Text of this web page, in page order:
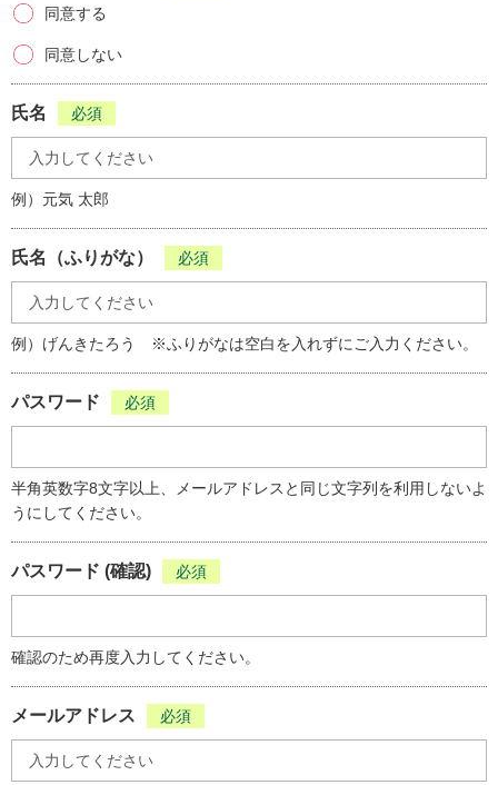
本サイトに掲載されている文章、写真、イラストなどの個々
集著作物として著作権の対象となり、ともに著作権法により
保護されています。 「私的使用のための複製」や「引用」な
ど、著作権法上認められた場合を除き、無断で複製・転用す
ることはできません。
本サイトのトップページ（https://ichikawa.ikuji365.net/
のリンクは原則フリーです。 また、利用者の利便性が向上す
リンク元のwebページの内容が、次のいずれかに該当する場
らかじめご了承ください。
の 2. 宗教活動や意見広告及び個人の宣伝に関するもの 3. 公
序良俗に反するものまたはそのおそれのあるもの 4. 風俗営
業等の規制及び業務の適正化等に関する法律（昭和23年法律
第122号）で対象としている営業に関するもの 5. 不正アクセ
スやシステム障害を引き起こす内容を含むもの 6. リンク元
サイトがフレームなどを利用し、あたかも本サイトがリンク
な誤解を招くおそれのあるもの 7. 第三者の財産・プライバ
シーを侵害する内容、または誹謗中傷を含むもの 8. 市に損
害を与え、または市の信用を失墜させかねない内容を含むも
の 9. その他、市長が不適当と認めるもの
個人情報の取り扱いについて
同意する
同意しない
氏名 必須
例）元気 太郎
氏名（ふりがな） 必須
例）げんきたろう ※ふりがなは空白を入れずにご入力ください。
パスワード 必須
半角英数字8文字以上、メールアドレスと同じ文字列を利用しないよ
うにしてください。
パスワード (確認) 必須
確認のため再度入力してください。
メールアドレス 必須